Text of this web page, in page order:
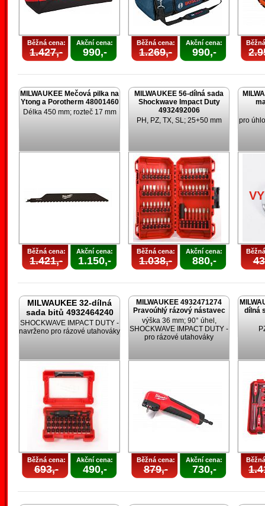
Běžná cena:
1.427,-
Akční cena:
990,-
Běžná cena:
1.269,-
Akční cena:
990,-
MILWAUKEE Mečová pilka na
Ytong a Porotherm 48001460
Délka 450 mm; rozteč 17 mm
Běžná cena:
1.421,-
Akční cena:
1.150,-
MILWAUKEE 56-dílná sada
Shockwave Impact Duty
4932492006
PH, PZ, TX, SL; 25+50 mm
Běžná cena:
1.038,-
Akční cena:
880,-
pro
MILWAUKEE 32-dílná
sada bitů 4932464240
SHOCKWAVE IMPACT DUTY -
navrženo pro rázové utahováky
Běžná cena:
693,-
Akční cena:
490,-
MILWAUKEE 4932471274
Pravoúhlý rázový nástavec
výška 36 mm; 90° úhel,
SHOCKWAVE IMPACT DUTY -
pro rázové utahováky
Běžná cena:
879,-
Akční cena:
730,-
dílná